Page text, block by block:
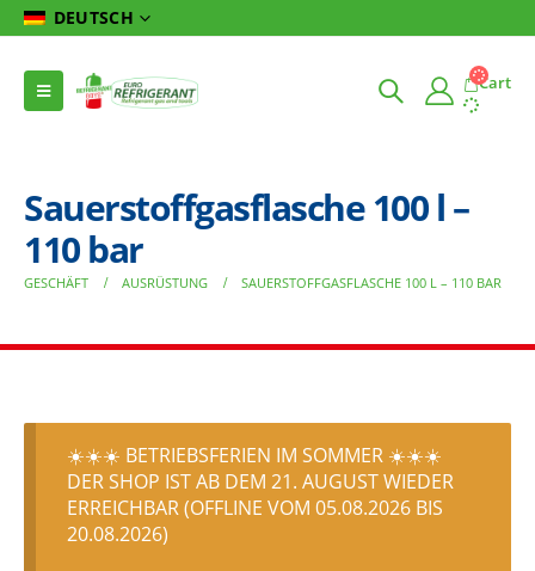
DEUTSCH
Cart
Sauerstoffgasflasche 100 l –
110 bar
GESCHÄFT AUSRÜSTUNG SAUERSTOFFGASFLASCHE 100 L – 110 BAR
☀️☀️☀️ BETRIEBSFERIEN IM SOMMER ☀️☀️☀️
DER SHOP IST AB DEM 21. AUGUST WIEDER
ERREICHBAR (OFFLINE VOM 05.08.2026 BIS
20.08.2026)